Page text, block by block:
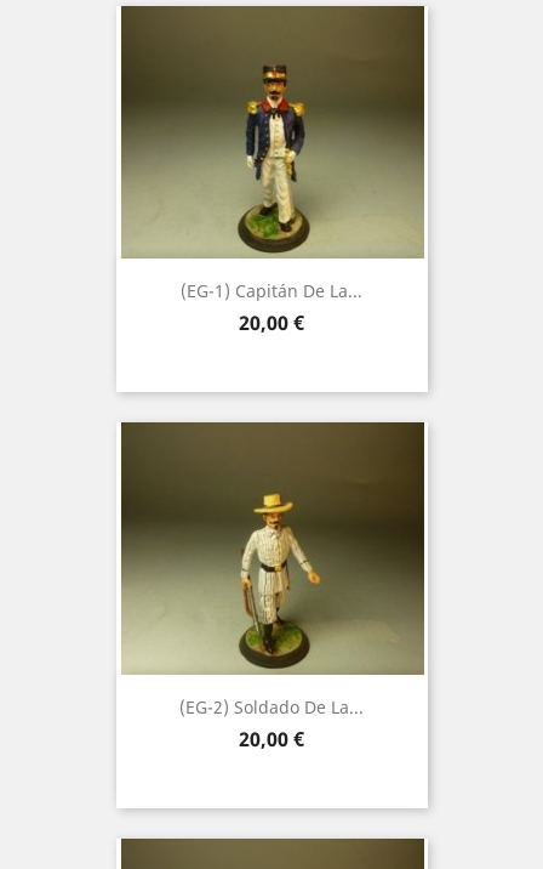
(EG-1) Capitán De La...
Precio
20,00 €
(EG-2) Soldado De La...
Precio
20,00 €